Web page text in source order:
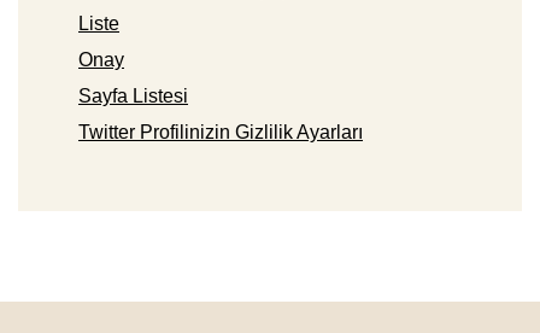
Liste
Onay
Sayfa Listesi
Twitter Profilinizin Gizlilik Ayarları